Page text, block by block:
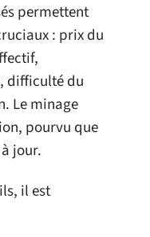
permettent
: prix du
difficulté du
Le minage
pourvu que
jour.
il est